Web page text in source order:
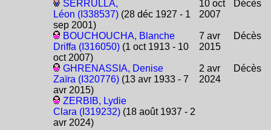
SERRULLA,
Léon (I338537) (28 déc 1927 - 1
sep 2001)
10 oct
2007
Décès
BOUCHOUCHA, Blanche
Driffa (I316050) (1 oct 1913 - 10
oct 2007)
7 avr
2015
Décès
GHRENASSIA, Denise
Zaïra (I320776) (13 avr 1933 - 7
avr 2015)
2 avr
2024
Décès
ZERBIB, Lydie
Clara (I319232) (18 août 1937 - 2
avr 2024)